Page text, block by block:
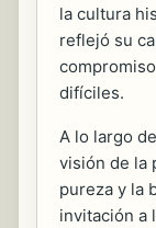
la cultura
reflejó su
difíciles.
A lo largo
visión de la
pureza y la
invitación a